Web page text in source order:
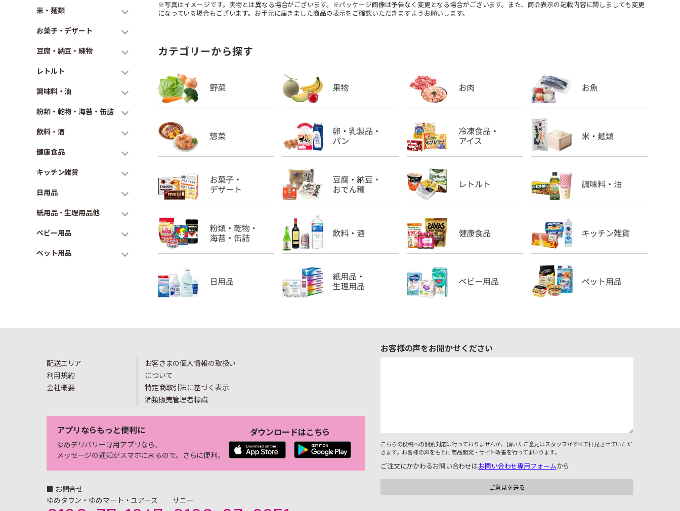
米・麺類
お菓子・デザート
豆腐・納豆・練物
レトルト
調味料・油
粉類・乾物・海苔・缶詰
飲料・酒
健康食品
キッチン雑貨
日用品
紙用品・生理用品他
ベビー用品
ペット用品
※写真はイメージです。実物とは異なる場合がございます。※パッケージ画像は予告なく変更となる場合がございます。また、商品表示の記載内容に関しましても変更
になっている場合もございます。お手元に届きました商品の表示をご確認いただきますようお願いします。
カテゴリーから探す
配送エリア
利用規約
会社概要
お客さまの個人情報の取扱い
について
特定商取引法に基づく表示
酒類販売管理者標識
アプリならもっと便利に
ゆめデリバリー専用アプリなら、
メッセージの通知がスマホに来るので、さらに便利。
ダウンロードはこちら
■ お問合せ
ゆめタウン・ゆめマート・ユアーズ
サニー
お客様の声をお聞かせください
こちらの投稿への個別対応は行っておりませんが、頂いたご意見はスタッフがすべて拝見させていただ
きます。お客様の声をもとに商品開発・サイト改善を行ってまいります。
ご注文にかかわるお問い合わせはお問い合わせ専用フォームから